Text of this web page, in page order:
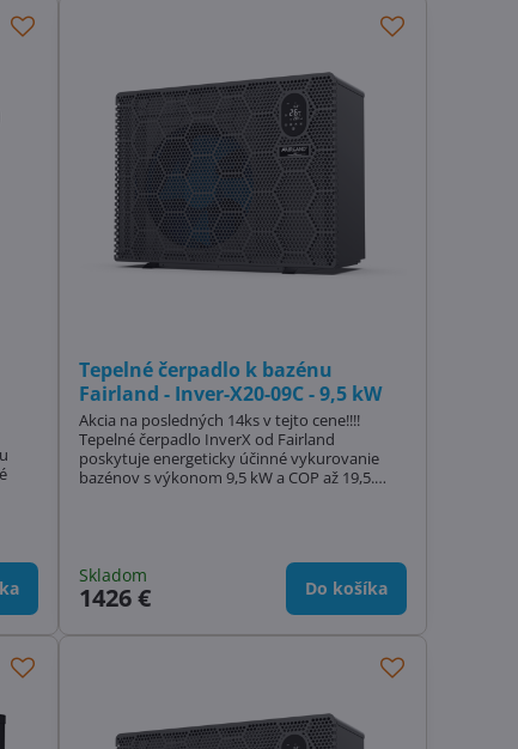
Tepelné čerpadlo k bazénu
Fairland - Inver-X20-09C - 9,5 kW
Akcia na posledných 14ks v tejto cene!!!!
Tepelné čerpadlo InverX od Fairland
poskytuje energeticky účinné vykurovanie
bazénov s výkonom 9,5 kW a COP až 19,5.
cene garantovane najnižšej v celom regióne
strednej Európy.
Skladom
1426 € Do košíka